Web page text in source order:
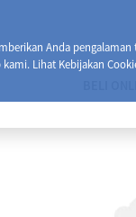
Anda
Lihat Kebijakan